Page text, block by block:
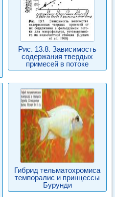
Рис. 13.8. Зависимость
содержания твердых
примесей в потоке
Гибрид тельматохромиса
темпоралис и принцессы
Бурунди